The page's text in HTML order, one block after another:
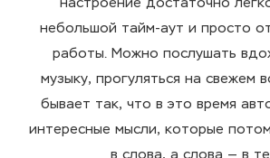
настроение достаточно
небольшой тайм-аут и просто
работы. Можно послушать
музыку, прогуляться на свежем
бывает так, что в это время
интересные мысли, которые
в слова, а слова — в